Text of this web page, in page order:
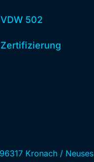
VDW 502
Zertifizierung
Kronach / Neuses